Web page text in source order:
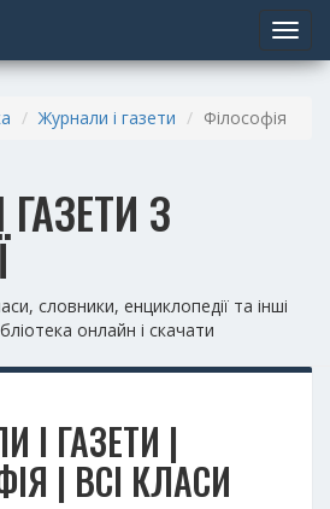
Toggle
Журнали і газети Філософія
З
словники, енциклопедії та інші
онлайн і скачати
І ГАЗЕТИ |
| ВСІ КЛАСИ